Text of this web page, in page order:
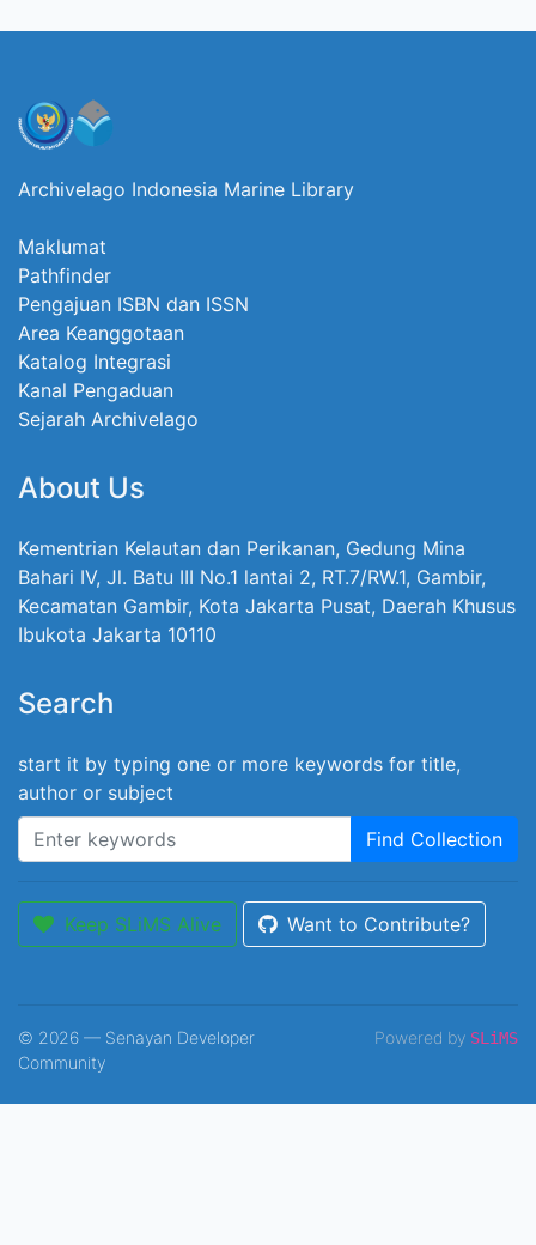
Archivelago Indonesia Marine Library
Maklumat
Pathfinder
Pengajuan ISBN dan ISSN
Area Keanggotaan
Katalog Integrasi
Kanal Pengaduan
Sejarah Archivelago
About Us
Kementrian Kelautan dan Perikanan, Gedung Mina
Bahari IV, Jl. Batu III No.1 lantai 2, RT.7/RW.1, Gambir,
Kecamatan Gambir, Kota Jakarta Pusat, Daerah Khusus
Ibukota Jakarta 10110
Search
start it by typing one or more keywords for title,
author or subject
Find Collection
Keep SLiMS Alive Want to Contribute?
© 2026 — Senayan Developer
Community
Powered by SLiMS